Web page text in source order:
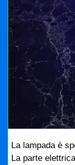
La lampada è
La parte